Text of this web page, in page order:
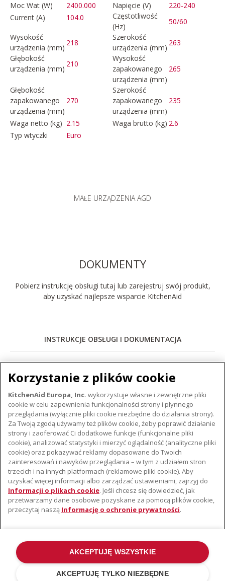
Moc Wat (W) 2400.000 Napięcie (V)
220-240
Current (A)
104.0
Częstotliwość
(Hz)
50/60
Wysokość
urządzenia (mm)
218
Szerokość
urządzenia (mm)
263
Głębokość
urządzenia (mm)
210
Wysokość
zapakowanego
urządzenia (mm)
265
Głębokość
zapakowanego
urządzenia (mm)
270
Szerokość
zapakowanego
urządzenia (mm)
235
Waga netto (kg) 2.15 Waga brutto (kg) 2.6
Typ wtyczki
Euro
MAŁE URZĄDZENIA AGD
DOKUMENTY
Pobierz instrukcję obsługi tutaj lub zarejestruj swój produkt,
aby uzyskać najlepsze wsparcie KitchenAid
INSTRUKCJE OBSŁUGI I DOKUMENTACJA
Pobierz
O KITCHENAID
Istota marki
Historia marki
Komunikaty prasowe
WSPARCIE
Gdzie kupić
Znajdź najbliższy serwis
©2022 Wszelkie prawa zastrzeżone. KitchenAid i konstrukcja miksera
stojącego stanowią znaki towarowe w USA i na całym świecie .
Korzystanie z plików cookie
KitchenAid Europa, Inc. wykorzystuje własne i zewnętrzne pliki
cookie w celu zapewnienia funkcjonalności strony i płynnego
przeglądania (wyłącznie pliki cookie niezbędne do działania strony).
Za Twoją zgodą używamy też plików cookie, żeby poprawić działanie
strony i zaoferować Ci dodatkowe funkcje (funkcjonalne pliki
cookie), analizować statystyki i mierzyć oglądalność (analityczne pliki
cookie) oraz pokazywać reklamy dopasowane do Twoich
zainteresowań i nawyków przeglądania – w tym z udziałem stron
trzecich i na innych platformach (reklamowe pliki cookie). Aby
uzyskać więcej informacji albo zarządzać ustawieniami, zajrzyj do
Informacji o plikach cookie. Jeśli chcesz się dowiedzieć, jak
przetwarzamy dane osobowe pozyskane za pomocą plików cookie,
przeczytaj naszą Informację o ochronie prywatności.
AKCEPTUJĘ TYLKO NIEZBĘDNE
AKCEPTUJĘ WSZYSTKIE